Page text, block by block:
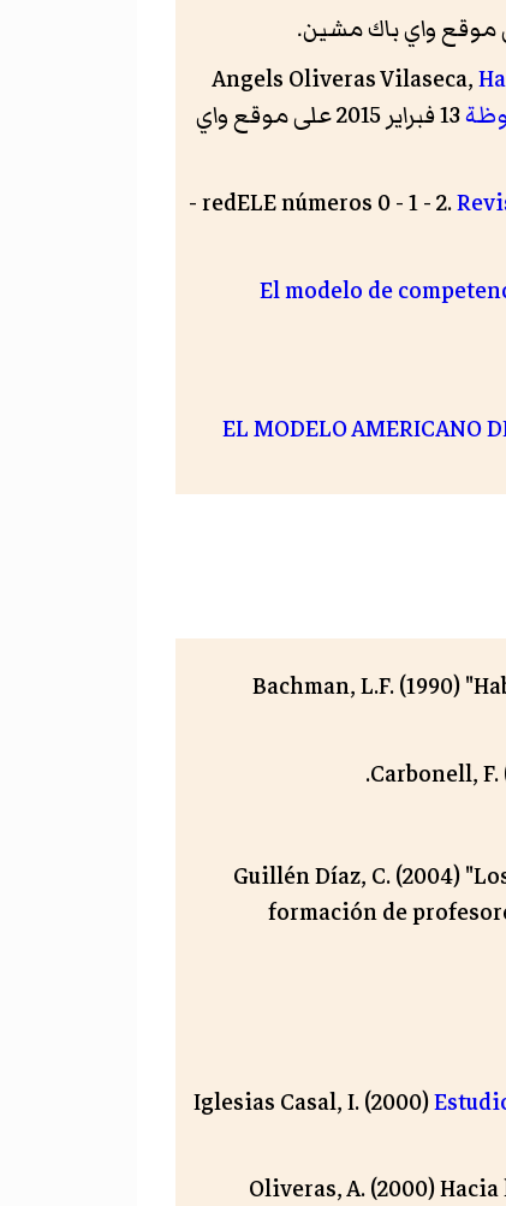
Angels Oliveras Vilaseca,
13 فبراير 2015 على موقع واي
redELE números 0 - 1 - 2.
-
El modelo de
EL MODELO AMERICANO
Bachman, L.F. (1990)
Carbonell,
Guillén Díaz, C. (2004)
formación de
Iglesias Casal, I. (2000)
Oliveras, A. (2000)